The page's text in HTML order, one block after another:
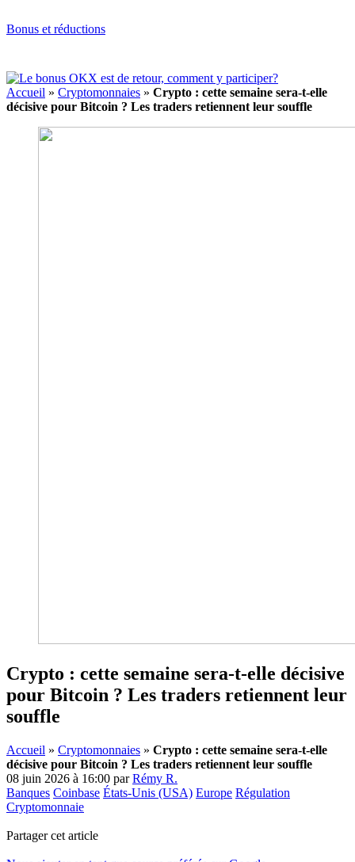
Bonus et réductions
Accueil » Cryptomonnaies » Crypto : cette semaine sera-t-elle
décisive pour Bitcoin ? Les traders retiennent leur souffle
Crypto : cette semaine sera-t-elle décisive
pour Bitcoin ? Les traders retiennent leur
souffle
Accueil » Cryptomonnaies » Crypto : cette semaine sera-t-elle
décisive pour Bitcoin ? Les traders retiennent leur souffle
08 juin 2026 à 16:00 parRémy R.
Banques Coinbase États-Unis (USA) Europe Régulation
Cryptomonnaie
Partager cet article